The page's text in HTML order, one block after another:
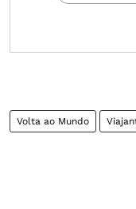
Volta ao Mundo